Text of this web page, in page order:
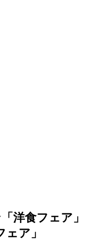
洋食フェア」
ア」